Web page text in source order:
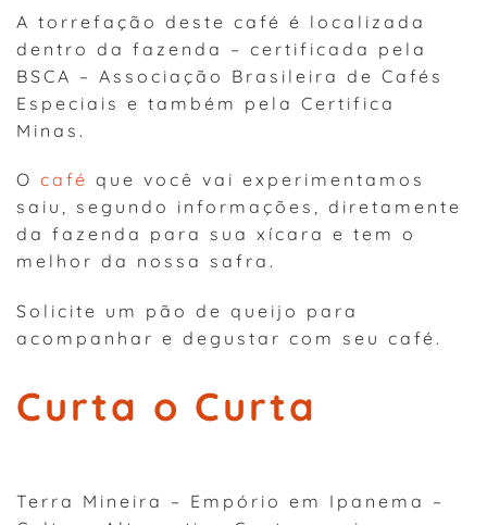
A torrefação deste café é localizada
dentro da fazenda – certificada pela
BSCA – Associação Brasileira de Cafés
Especiais e também pela Certifica
Minas.
O café que você vai experimentamos
saiu, segundo informações, diretamente
da fazenda para sua xícara e tem o
melhor da nossa safra.
Solicite um pão de queijo para
acompanhar e degustar com seu café.
Curta o Curta
Terra Mineira – Empório em Ipanema –